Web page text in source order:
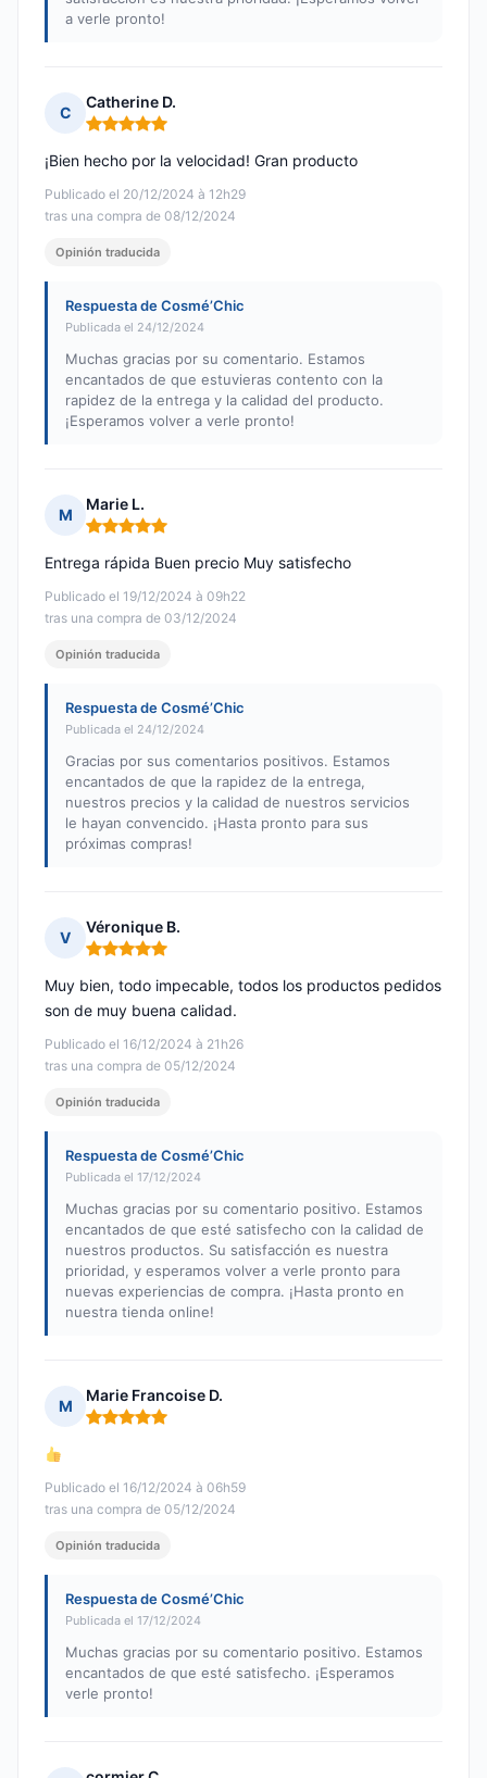
a verle pronto!
C
Catherine D.
Nota: 5 de 5
Publicado el 20/12/2024 à 12h29
tras una compra de 08/12/2024
¡Bien hecho por la velocidad! Gran producto
Opinión traducida
Respuesta de Cosmé’Chic
Publicada el 24/12/2024
Muchas gracias por su comentario. Estamos
encantados de que estuvieras contento con la
rapidez de la entrega y la calidad del producto.
¡Esperamos volver a verle pronto!
M
Marie L.
Nota: 5 de 5
Publicado el 19/12/2024 à 09h22
tras una compra de 03/12/2024
Entrega rápida Buen precio Muy satisfecho
Opinión traducida
Respuesta de Cosmé’Chic
Publicada el 24/12/2024
Gracias por sus comentarios positivos. Estamos
encantados de que la rapidez de la entrega,
nuestros precios y la calidad de nuestros servicios
le hayan convencido. ¡Hasta pronto para sus
próximas compras!
V
Véronique B.
Nota: 5 de 5
Publicado el 16/12/2024 à 21h26
tras una compra de 05/12/2024
Muy bien, todo impecable, todos los productos pedidos
son de muy buena calidad.
Opinión traducida
Respuesta de Cosmé’Chic
Publicada el 17/12/2024
Muchas gracias por su comentario positivo. Estamos
encantados de que esté satisfecho con la calidad de
nuestros productos. Su satisfacción es nuestra
prioridad, y esperamos volver a verle pronto para
nuevas experiencias de compra. ¡Hasta pronto en
nuestra tienda online!
M
Marie Francoise D.
Nota: 5 de 5
Publicado el 16/12/2024 à 06h59
tras una compra de 05/12/2024
Opinión traducida
Respuesta de Cosmé’Chic
Publicada el 17/12/2024
Muchas gracias por su comentario positivo. Estamos
encantados de que esté satisfecho. ¡Esperamos
verle pronto!